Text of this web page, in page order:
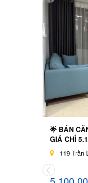
🌟 BÁN
GIÁ CHỈ
119 Trần